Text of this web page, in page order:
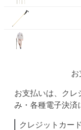
お
お支払いは、クレ
み・各種電子決済
クレジットカード